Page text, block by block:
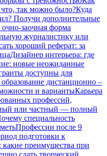
так можно было?Куда
Получи дополнительные
очно-заочная форма
журналистику или
хороший реферат: за
Дизайнер интерьера: где
новые неожиданные
доступны для
дистанционно –
и вариантыКарьера
профессий,
или частный — полный
специальность
Профессии после 9
подготовки к
преимущества при
сдать творческий